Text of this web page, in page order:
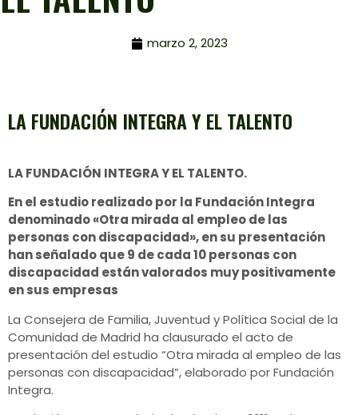
marzo 2, 2023
LA FUNDACIÓN INTEGRA Y EL TALENTO
LA FUNDACIÓN INTEGRA Y EL TALENTO.
En el estudio realizado por la Fundación Integra
denominado «Otra mirada al empleo de las
personas con discapacidad», en su presentación
han señalado que 9 de cada 10 personas con
discapacidad están valorados muy positivamente
en sus empresas
La Consejera de Familia, Juventud y Política Social de la
Comunidad de Madrid ha clausurado el acto de
presentación del estudio “Otra mirada al empleo de las
personas con discapacidad”, elaborado por Fundación
Integra.